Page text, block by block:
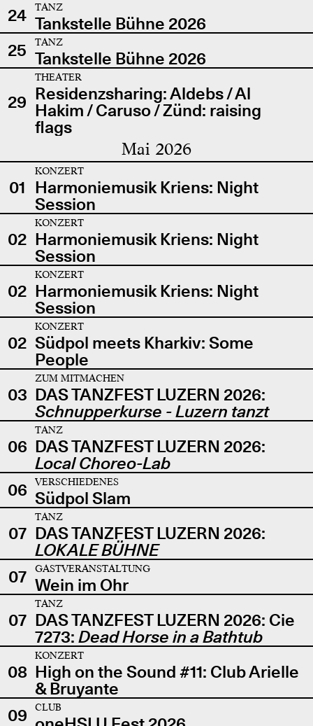
24
TANZ
Tankstelle Bühne 2026
25
TANZ
Tankstelle Bühne 2026
29
THEATER
Residenzsharing: Aldebs / Al
Hakim / Caruso / Zünd: raising
flags
Mai 2026
01
KONZERT
Harmoniemusik Kriens: Night
Session
02
KONZERT
Harmoniemusik Kriens: Night
Session
02
KONZERT
Harmoniemusik Kriens: Night
Session
02
KONZERT
Südpol meets Kharkiv: Some
People
03
ZUM MITMACHEN
DAS TANZFEST LUZERN 2026:
Schnupperkurse - Luzern tanzt
06
TANZ
DAS TANZFEST LUZERN 2026:
Local Choreo-Lab
06
VERSCHIEDENES
Südpol Slam
07
TANZ
DAS TANZFEST LUZERN 2026:
LOKALE BÜHNE
07
GASTVERANSTALTUNG
Wein im Ohr
07
TANZ
DAS TANZFEST LUZERN 2026: Cie
7273: Dead Horse in a Bathtub
08
KONZERT
High on the Sound #11: Club Arielle
& Bruyante
09
CLUB